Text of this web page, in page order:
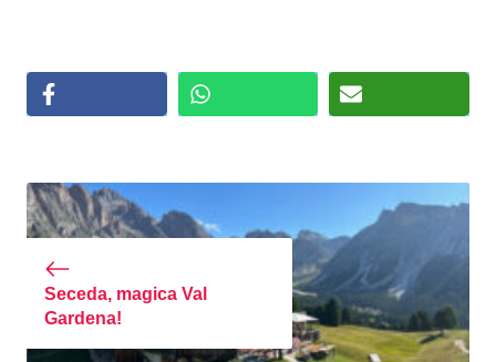
Seceda, magica Val
Gardena!